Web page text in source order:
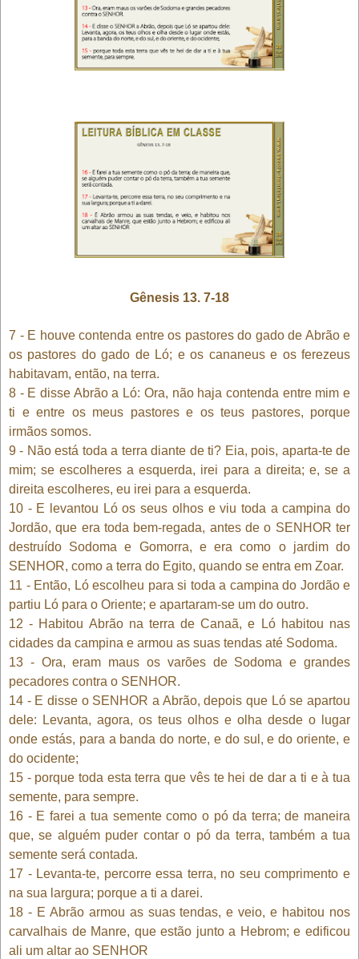
Gênesis 13. 7-18
7 - E houve contenda entre os pastores do gado de Abrão e
os pastores do gado de Ló; e os cananeus e os ferezeus
habitavam, então, na terra.
8 - E disse Abrão a Ló: Ora, não haja contenda entre mim e
ti e entre os meus pastores e os teus pastores, porque
irmãos somos.
9 - Não está toda a terra diante de ti? Eia, pois, aparta-te de
mim; se escolheres a esquerda, irei para a direita; e, se a
direita escolheres, eu irei para a esquerda.
10 - E levantou Ló os seus olhos e viu toda a campina do
Jordão, que era toda bem-regada, antes de o SENHOR ter
destruído Sodoma e Gomorra, e era como o jardim do
SENHOR, como a terra do Egito, quando se entra em Zoar.
11 - Então, Ló escolheu para si toda a campina do Jordão e
partiu Ló para o Oriente; e apartaram-se um do outro.
12 - Habitou Abrão na terra de Canaã, e Ló habitou nas
cidades da campina e armou as suas tendas até Sodoma.
13 - Ora, eram maus os varões de Sodoma e grandes
pecadores contra o SENHOR.
14 - E disse o SENHOR a Abrão, depois que Ló se apartou
dele: Levanta, agora, os teus olhos e olha desde o lugar
onde estás, para a banda do norte, e do sul, e do oriente, e
do ocidente;
15 - porque toda esta terra que vês te hei de dar a ti e à tua
semente, para sempre.
16 - E farei a tua semente como o pó da terra; de maneira
que, se alguém puder contar o pó da terra, também a tua
semente será contada.
17 - Levanta-te, percorre essa terra, no seu comprimento e
na sua largura; porque a ti a darei.
18 - E Abrão armou as suas tendas, e veio, e habitou nos
carvalhais de Manre, que estão junto a Hebrom; e edificou
ali um altar ao SENHOR